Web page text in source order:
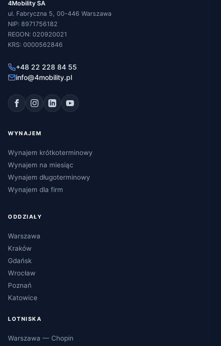
4Mobility SA
ul. Fabryczna 5, 00-446 Warszawa
NIP: 8971756182
REGON: 020920021
KRS: 0000562846
+48 22 228 84 55
info@4mobility.pl
WYNAJEM
Wynajem krótkoterminowy
Wynajem na miesiąc
Wynajem długoterminowy
Wynajem dla firm
ODDZIAŁY
Warszawa
Kraków
Gdańsk
Wrocław
Poznań
Katowice
LOTNISKA
Warszawa — Chopin